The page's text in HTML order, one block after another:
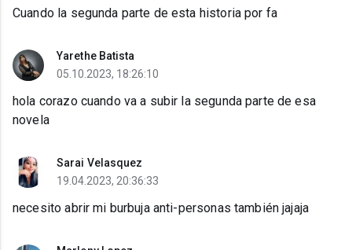
Cuando la segunda parte de esta historia por fa
Yarethe Batista
05.10.2023, 18:26:10
hola corazo cuando va a subir la segunda parte de esa
novela
Sarai Velasquez
19.04.2023, 20:36:33
necesito abrir mi burbuja anti-personas también jajaja